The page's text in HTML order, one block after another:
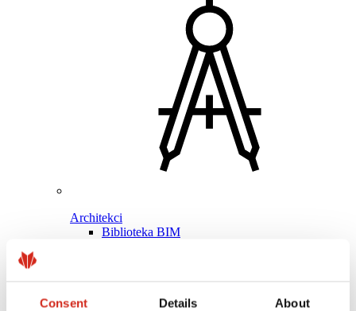
Consent Details About
Architekci
Biblioteka BIM